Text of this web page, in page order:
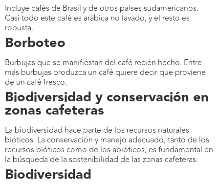
Incluye cafés de Brasil y de otros países sudamericanos.
Casi todo este café es arábica no lavado, y el resto es
robusta.
Borboteo
Burbujas que se manifiestan del café recién hecho. Entre
más burbujas produzca un café quiere decir que proviene
de un café fresco.
Biodiversidad y conservación en
zonas cafeteras
La biodiversidad hace parte de los recursos naturales
bióticos. La conservación y manejo adecuado, tanto de los
recursos bióticos como de los abióticos, es fundamental en
la búsqueda de la sostenibilidad de las zonas cafeteras.
Biodiversidad